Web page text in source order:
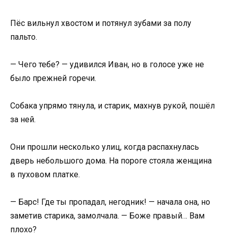
Пёс вильнул хвостом и потянул зубами за полу
пальто.
— Чего тебе? — удивился Иван, но в голосе уже не
было прежней горечи.
Собака упрямо тянула, и старик, махнув рукой, пошёл
за ней.
Они прошли несколько улиц, когда распахнулась
дверь небольшого дома. На пороге стояла женщина
в пуховом платке.
— Барс! Где ты пропадал, негодник! — начала она, но
заметив старика, замолчала. — Боже правый… Вам
плохо?